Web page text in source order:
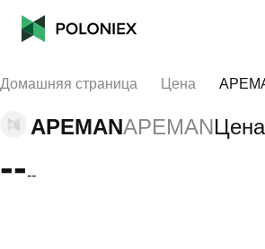
Домашняя страница Цена
APEMANAPEMANЦена
----